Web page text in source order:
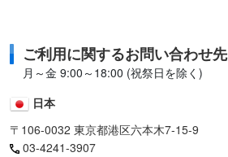
ご利用に関するお問い合わせ先
月～金 9:00～18:00 (祝祭日を除く)
日本
〒106-0032 東京都港区六本木7-15-9
03-4241-3907